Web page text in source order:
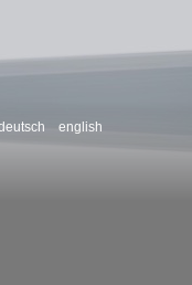
english